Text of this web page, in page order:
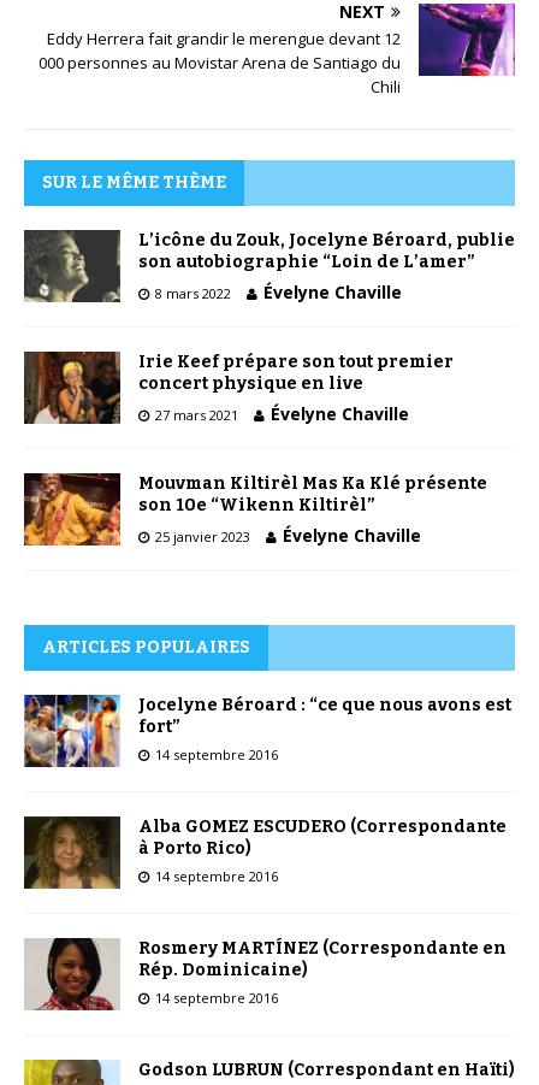
NEXT
Eddy Herrera fait grandir le merengue devant 12
000 personnes au Movistar Arena de Santiago du
Chili
SUR LE MÊME THÈME
L’icône du Zouk, Jocelyne Béroard, publie
son autobiographie “Loin de L’amer”
8 mars 2022 Évelyne Chaville
Irie Keef prépare son tout premier
concert physique en live
27 mars 2021 Évelyne Chaville
Mouvman Kiltirèl Mas Ka Klé présente
son 10e “Wikenn Kiltirèl”
25 janvier 2023 Évelyne Chaville
ARTICLES POPULAIRES
Jocelyne Béroard : “ce que nous avons est
fort”
14 septembre 2016
Alba GOMEZ ESCUDERO (Correspondante
à Porto Rico)
14 septembre 2016
Rosmery MARTÍNEZ (Correspondante en
Rép. Dominicaine)
14 septembre 2016
Godson LUBRUN (Correspondant en Haïti)